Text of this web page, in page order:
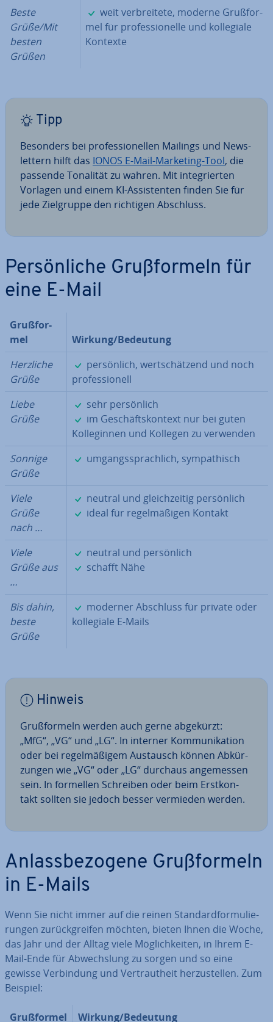
Beste
Grüße/Mit
besten
Grüßen
✓
weit ver­brei­te­te, moderne Gruß­for­
mel für pro­fes­sio­nel­le und kol­le­gia­le
Kontexte
Tipp
Besonders bei pro­fes­sio­nel­len Mailings und News­
let­tern hilft das IONOS E-Mail-Marketing-Tool, die
passende Tonalität zu wahren. Mit in­te­grier­ten
Vorlagen und einem KI-As­sis­ten­ten finden Sie für
jede Ziel­grup­pe den richtigen Abschluss.
Per­sön­li­che Gruß­for­meln für
eine E-Mail
Gruß­for­
mel
Wirkung/Bedeutung
Herzliche
Grüße
✓
per­sön­lich, wert­schät­zend und noch
pro­fes­sio­nell
Liebe
Grüße
✓
sehr per­sön­lich
✓
im Ge­schäfts­kon­text nur bei guten
Kol­le­gin­nen und Kollegen zu verwenden
Sonnige
Grüße
✓
um­gangs­sprach­lich, sym­pa­thisch
Viele
Grüße
nach …
✓
neutral und gleich­zei­tig per­sön­lich
✓
ideal für re­gel­mä­ßi­gen Kontakt
Viele
Grüße aus
…
✓
neutral und per­sön­lich
✓
schafft Nähe
Bis dahin,
beste
Grüße
✓
moderner Abschluss für private oder
kol­le­gia­le E-Mails
Hinweis
Gruß­for­meln werden auch gerne abgekürzt:
„MfG“, „VG“ und „LG“. In interner Kom­mu­ni­ka­ti­on
oder bei re­gel­mä­ßi­gem Austausch können Ab­kür­
zun­gen wie „VG“ oder „LG“ durchaus an­ge­mes­sen
sein. In formellen Schreiben oder beim Erst­kon­
takt sollten sie jedoch besser vermieden werden.
An­lass­be­zo­ge­ne Gruß­for­meln
in E-Mails
Wenn Sie nicht immer auf die reinen Stan­dard­for­mu­lie­
run­gen zu­rück­grei­fen möchten, bieten Ihnen die Woche,
das Jahr und der Alltag viele Mög­lich­kei­ten, in Ihrem E-
Mail-Ende für Ab­wechs­lung zu sorgen und so eine
gewisse Ver­bin­dung und Ver­traut­heit her­zu­stel­len. Zum
Beispiel:
Gruß­for­mel
Wirkung/Bedeutung